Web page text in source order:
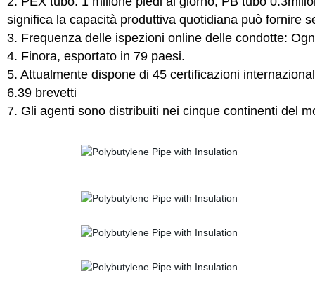
significa la capacità produttiva quotidiana può fornire
3. Frequenza delle ispezioni online delle condotte:
4. Finora, esportato in 79 paesi.
5. Attualmente dispone di 45 certificazioni
6.39 brevetti
7. Gli agenti sono distribuiti nei cinque continenti del